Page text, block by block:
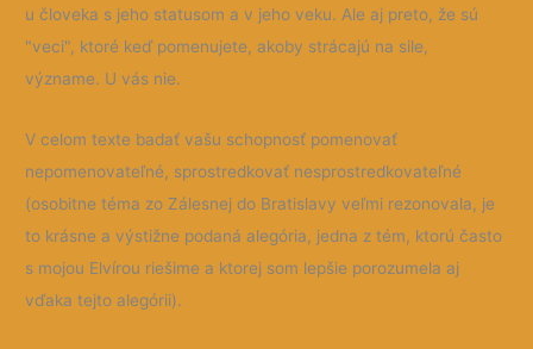
u človeka s jeho statusom a v jeho veku. Ale aj preto, že sú
"veci", ktoré keď pomenujete, akoby strácajú na sile,
význame. U vás nie.
V celom texte badať vašu schopnosť pomenovať
nepomenovateľné, sprostredkovať nesprostredkovateľné
(osobitne téma zo Zálesnej do Bratislavy veľmi rezonovala, je
to krásne a výstižne podaná alegória, jedna z tém, ktorú často
s mojou Elvírou riešime a ktorej som lepšie porozumela aj
vďaka tejto alegórii).